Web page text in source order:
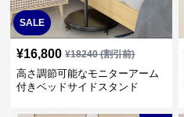
SALE
¥16,800 ¥18240(割引前)
高さ調節可能なモニターアーム
付きベッドサイドスタンド